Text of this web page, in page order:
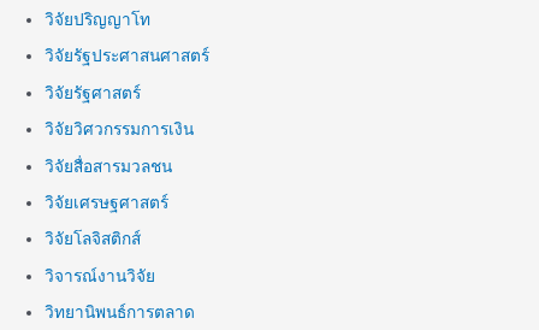
วิจัยปริญญาโท
วิจัยรัฐประศาสนศาสตร์
วิจัยรัฐศาสตร์
วิจัยวิศวกรรมการเงิน
วิจัยสื่อสารมวลชน
วิจัยเศรษฐศาสตร์
วิจัยโลจิสติกส์
วิจารณ์งานวิจัย
วิทยานิพนธ์การตลาด